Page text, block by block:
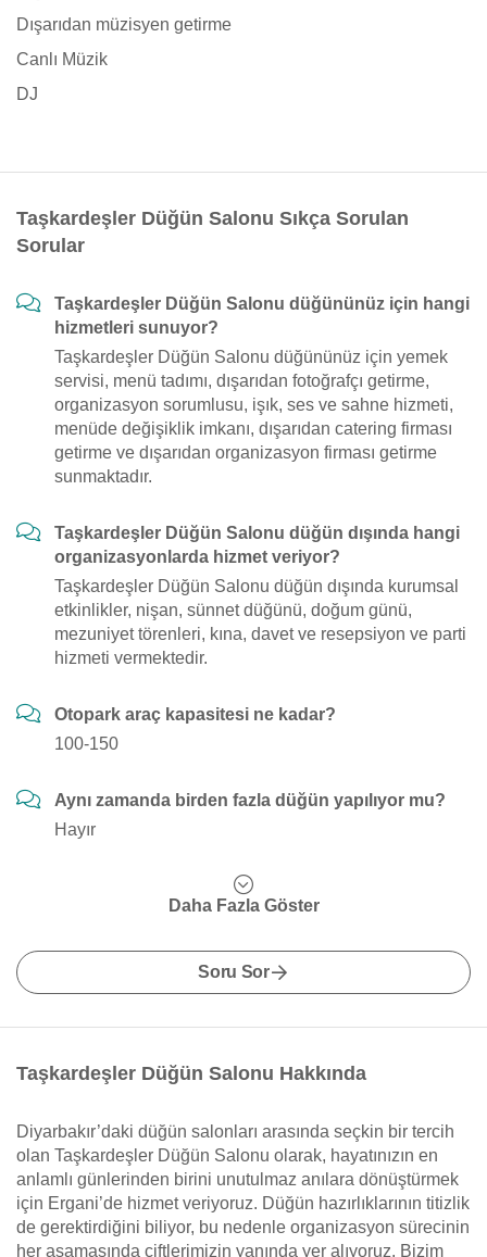
Dışarıdan müzisyen getirme
Canlı Müzik
DJ
Taşkardeşler Düğün Salonu Sıkça Sorulan
Sorular
Taşkardeşler Düğün Salonu düğününüz için hangi
hizmetleri sunuyor?
Taşkardeşler Düğün Salonu düğününüz için yemek
servisi, menü tadımı, dışarıdan fotoğrafçı getirme,
organizasyon sorumlusu, işık, ses ve sahne hizmeti,
menüde değişiklik imkanı, dışarıdan catering firması
getirme ve dışarıdan organizasyon firması getirme
sunmaktadır.
Taşkardeşler Düğün Salonu düğün dışında hangi
organizasyonlarda hizmet veriyor?
Taşkardeşler Düğün Salonu düğün dışında kurumsal
etkinlikler, nişan, sünnet düğünü, doğum günü,
mezuniyet törenleri, kına, davet ve resepsiyon ve parti
hizmeti vermektedir.
Otopark araç kapasitesi ne kadar?
100-150
Aynı zamanda birden fazla düğün yapılıyor mu?
Hayır
Daha Fazla Göster
Soru Sor
Taşkardeşler Düğün Salonu Hakkında
Diyarbakır’daki düğün salonları arasında seçkin bir tercih
olan Taşkardeşler Düğün Salonu olarak, hayatınızın en
anlamlı günlerinden birini unutulmaz anılara dönüştürmek
için Ergani’de hizmet veriyoruz. Düğün hazırlıklarının titizlik
de gerektirdiğini biliyor, bu nedenle organizasyon sürecinin
her aşamasında çiftlerimizin yanında yer alıyoruz. Bizim